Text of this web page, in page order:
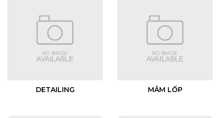
DETAILING MÂM LỐP